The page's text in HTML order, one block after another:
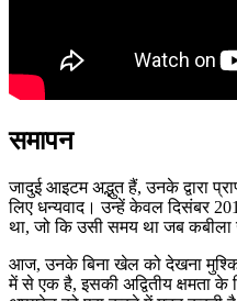
समापन
जादुई आइटम अद्भुत हैं, उनके द्वारा
लिए धन्यवाद। उन्हें केवल दिसंबर
था, जो कि उसी समय था जब
आज, उनके बिना खेल को देखना
में से एक है, इसकी अद्वितीय क्षमता के